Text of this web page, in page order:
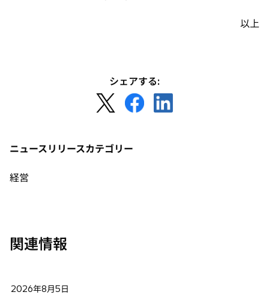
以上
シェアする:
し
タ
新
し
ニュースリリースカテゴリー
経営
関連情報
2026年8月5日